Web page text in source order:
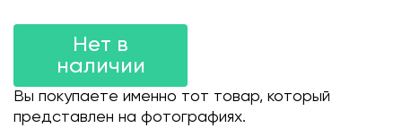
Нет в
наличии
Вы покупаете именно тот товар, который
представлен на фотографиях.